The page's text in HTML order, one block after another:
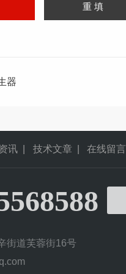
器
讯 技术文章 在线留言
街道芙蓉街16号